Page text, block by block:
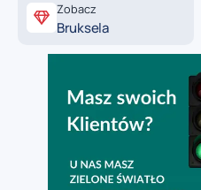
Zobacz
Bruksela